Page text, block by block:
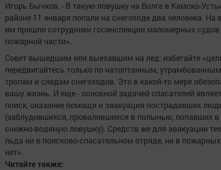
Игорь Бычков. - В такую ловушку на Волге в Камско-
районе 11 января попали на снегоходе два человека. На
им пришли сотрудники госинспекции маломерных судов
пожарной части».
Совет вышедшим или выехавшим на лед: избегайте
передвигайтесь только по натоптанным, утрамбованным
тропам и следам снегоходов. Это в какой-то мере
вашу жизнь. И еще - основной задачей спасателей
поиск, оказание помощи и эвакуация пострадавших
(заблудившихся, провалившихся в полынью, попавших в
снежно-водяную ловушку). Средств же для эвакуации
льда ни в поисково-спасательном отряде, ни в
нет».
Читайте также: